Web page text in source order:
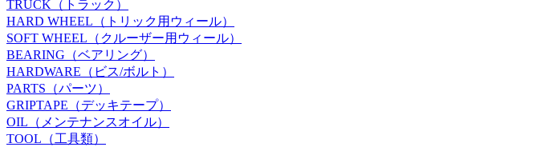
TRUCK（トラック）
HARD WHEEL（トリック用ウィール）
SOFT WHEEL（クルーザー用ウィール）
BEARING（ベアリング）
HARDWARE（ビス/ボルト）
PARTS（パーツ）
GRIPTAPE（デッキテープ）
OIL（メンテナンスオイル）
TOOL（工具類）